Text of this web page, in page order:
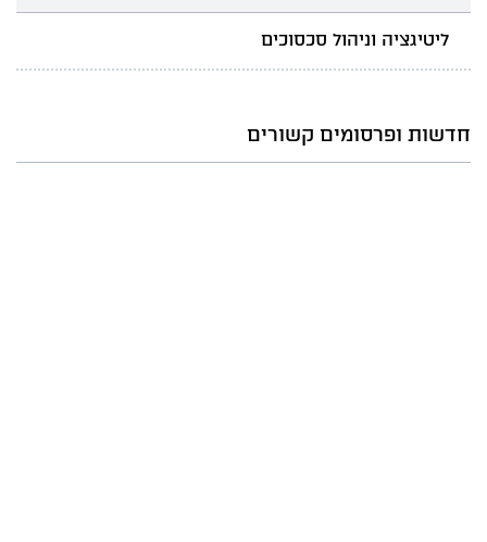
ליטיגציה וניהול סכסוכים
חדשות ופרסומים קשורים